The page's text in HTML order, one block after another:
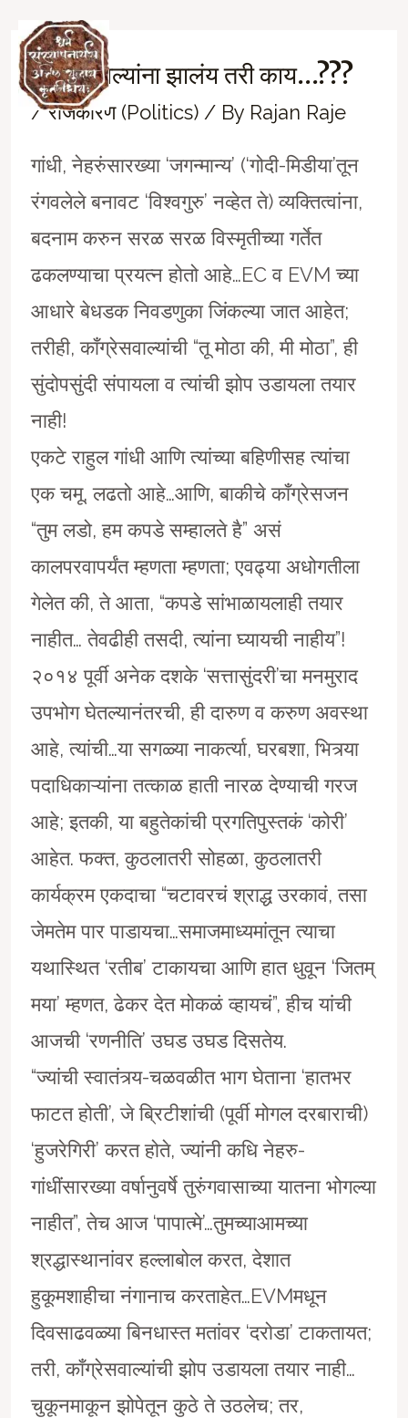
content
काँग्रेसवाल्यांना झालंय तरी काय…???
/राजकारण (Politics)/ By Rajan Raje
गांधी, नेहरुंसारख्या ‘जगन्मान्य’ (‘गोदी-मिडीया’तून
रंगवलेले बनावट ‘विश्वगुरु’ नव्हेत ते) व्यक्तित्वांना,
बदनाम करुन सरळ सरळ विस्मृतीच्या गर्तेत
ढकलण्याचा प्रयत्न होतो आहे…EC व EVM च्या
आधारे बेधडक निवडणुका जिंकल्या जात आहेत;
तरीही, काँग्रेसवाल्यांची “तू मोठा की, मी मोठा”, ही
सुंदोपसुंदी संपायला व त्यांची झोप उडायला तयार
नाही!
एकटे राहुल गांधी आणि त्यांच्या बहिणीसह त्यांचा
एक चमू, लढतो आहे…आणि, बाकीचे काँग्रेसजन
“तुम लडो, हम कपडे सम्हालते है” असं
कालपरवापर्यंत म्हणता म्हणता; एवढ्या अधोगतीला
गेलेत की, ते आता, “कपडे सांभाळायलाही तयार
नाहीत… तेवढीही तसदी, त्यांना घ्यायची नाहीय”!
२०१४ पूर्वी अनेक दशके ‘सत्तासुंदरी’चा मनमुराद
उपभोग घेतल्यानंतरची, ही दारुण व करुण अवस्था
आहे, त्यांची…या सगळ्या नाकर्त्या, घरबशा, भित्र्या
पदाधिकाऱ्यांना तत्काळ हाती नारळ देण्याची गरज
आहे; इतकी, या बहुतेकांची प्रगतिपुस्तकं ‘कोरी’
आहेत. फक्त, कुठलातरी सोहळा, कुठलातरी
कार्यक्रम एकदाचा “चटावरचं श्राद्ध उरकावं, तसा
जेमतेम पार पाडायचा…समाजमाध्यमांतून त्याचा
यथास्थित ‘रतीब’ टाकायचा आणि हात धुवून ‘जितम्
मया’ म्हणत, ढेकर देत मोकळं व्हायचं”, हीच यांची
आजची ‘रणनीति’ उघड उघड दिसतेय.
“ज्यांची स्वातंत्र्य-चळवळीत भाग घेताना ‘हातभर
फाटत होती’, जे ब्रिटीशांची (पूर्वी मोगल दरबाराची)
‘हुजरेगिरी’ करत होते, ज्यांनी कधि नेहरु-
गांधींसारख्या वर्षानुवर्षे तुरुंगवासाच्या यातना भोगल्या
नाहीत”, तेच आज ‘पापात्मे’…तुमच्याआमच्या
श्रद्धास्थानांवर हल्लाबोल करत, देशात
हुकूमशाहीचा नंगानाच करताहेत…EVMमधून
दिवसाढवळ्या बिनधास्त मतांवर ‘दरोडा’ टाकतायत;
तरी, काँग्रेसवाल्यांची झोप उडायला तयार नाही…
चुकूनमाकून झोपेतून कुठे ते उठलेच; तर,